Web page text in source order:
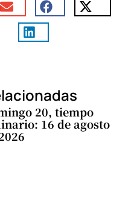
20, tiempo
16 de agosto